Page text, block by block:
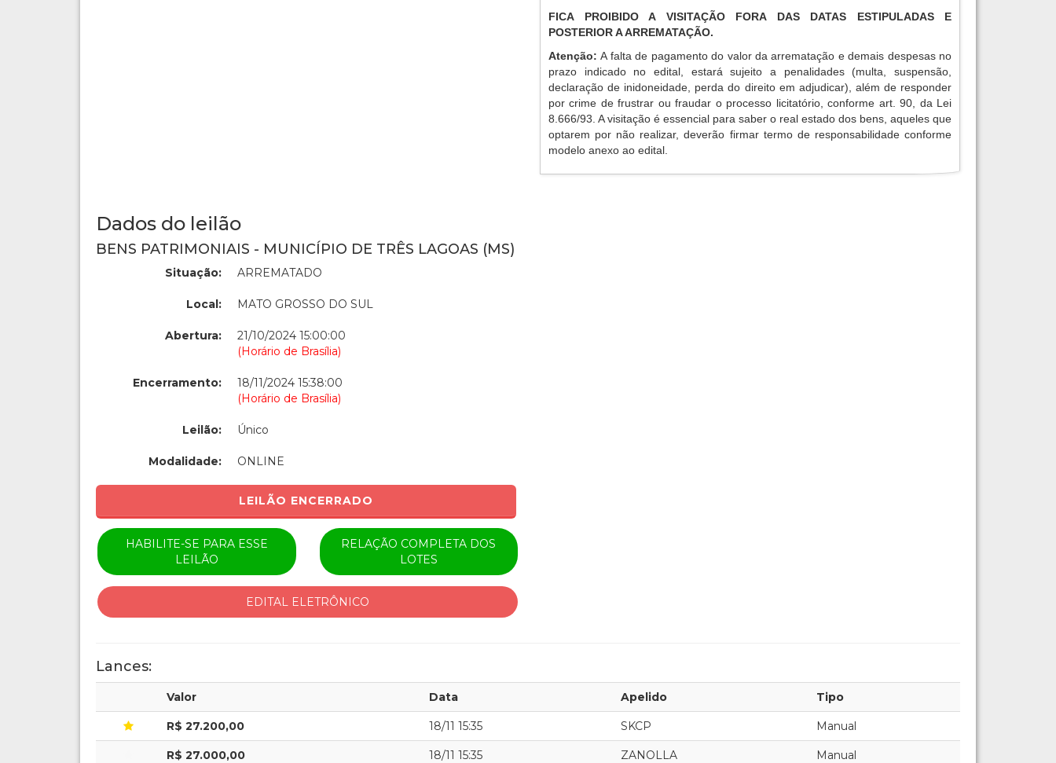
FICA PROIBIDO A VISITAÇÃO FORA DAS DATAS ESTIPULADAS E
POSTERIOR A ARREMATAÇÃO.
Atenção:A falta de pagamento do valor da arrematação e demais despesas no
prazo indicado no edital, estará sujeito a penalidades (multa, suspensão,
declaração de inidoneidade, perda do direito em adjudicar), além de responder
por crime de frustrar ou fraudar o processo licitatório, conforme art. 90, da Lei
8.666/93. A visitação é essencial para saber o real estado dos bens, aqueles que
optarem por não realizar, deverão firmar termo de responsabilidade conforme
modelo anexo ao edital.
Dados do leilão
BENS PATRIMONIAIS - MUNICÍPIO DE TRÊS LAGOAS (MS)
Situação: ARREMATADO
Local: MATO GROSSO DO SUL
Abertura:
21/10/2024 15:00:00
(Horário de Brasília)
Encerramento:
18/11/2024 15:38:00
(Horário de Brasília)
Leilão: Único
Modalidade: ONLINE
LEILÃO ENCERRADO
HABILITE-SE PARA ESSE
LEILÃO
RELAÇÃO COMPLETA DOS
LOTES
EDITAL ELETRÔNICO
Lances:
Valor Data Apelido Tipo
R$ 27.200,00 18/11 15:35 SKCP Manual
R$ 27.000,00 18/11 15:35 ZANOLLA Manual